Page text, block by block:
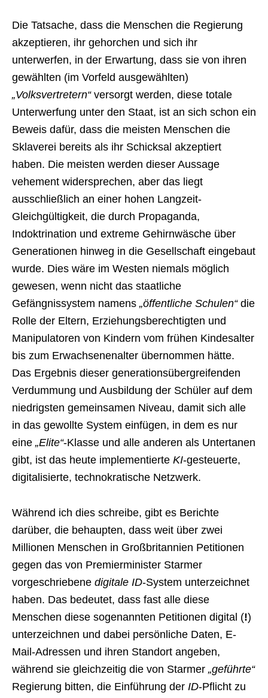
Die Tatsache, dass die Menschen die Regierung
akzeptieren, ihr gehorchen und sich ihr
unterwerfen, in der Erwartung, dass sie von ihren
gewählten (im Vorfeld ausgewählten)
„Volksvertretern“versorgt werden, diese totale
Unterwerfung unter den Staat, ist an sich schon ein
Beweis dafür, dass die meisten Menschen die
Sklaverei bereits als ihr Schicksal akzeptiert
haben. Die meisten werden dieser Aussage
vehement widersprechen, aber das liegt
ausschließlich an einer hohen Langzeit-
Gleichgültigkeit, die durch Propaganda,
Indoktrination und extreme Gehirnwäsche über
Generationen hinweg in die Gesellschaft eingebaut
wurde. Dies wäre im Westen niemals möglich
gewesen, wenn nicht das staatliche
Gefängnissystem namens „öffentliche Schulen“die
Rolle der Eltern, Erziehungsberechtigten und
Manipulatoren von Kindern vom frühen Kindesalter
bis zum Erwachsenenalter übernommen hätte.
Das Ergebnis dieser generationsübergreifenden
Verdummung und Ausbildung der Schüler auf dem
niedrigsten gemeinsamen Niveau, damit sich alle
in das gewollte System einfügen, in dem es nur
eine „Elite“-Klasse und alle anderen als Untertanen
gibt, ist das heute implementierte KI-gesteuerte,
digitalisierte, technokratische Netzwerk.
Während ich dies schreibe, gibt es Berichte
darüber, die behaupten, dass weit über zwei
Millionen Menschen in Großbritannien Petitionen
gegen das von Premierminister Starmer
vorgeschriebene digitale ID-System unterzeichnet
haben. Das bedeutet, dass fast alle diese
Menschen diese sogenannten Petitionen digital (!)
unterzeichnen und dabei persönliche Daten, E-
Mail-Adressen und ihren Standort angeben,
während sie gleichzeitig die von Starmer „geführte“
Regierung bitten, die Einführung der ID-Pflicht zu